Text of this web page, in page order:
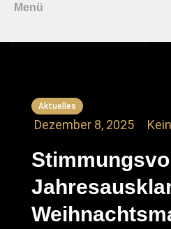
Aktuelles
Dezember 8, 2025
Menü